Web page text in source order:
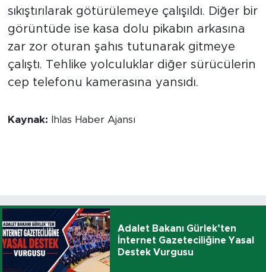
sıkıştırılarak götürülemeye çalışıldı. Diğer bir
görüntüde ise kasa dolu pikabın arkasına
zar zor oturan şahıs tutunarak gitmeye
çalıştı. Tehlike yolculuklar diğer sürücülerin
cep telefonu kamerasına yansıdı.
Kaynak: İhlas Haber Ajansı
Adalet Bakanı Gürlek’ten
İnternet Gazeteciliğine Yasal
Destek Vurgusu